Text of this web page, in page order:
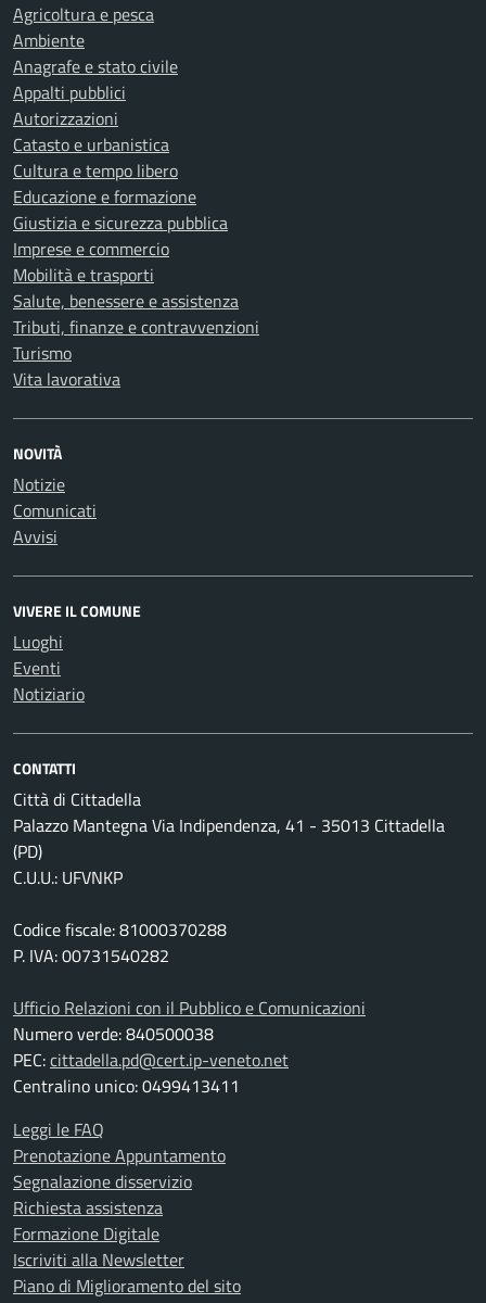
Agricoltura e pesca
Ambiente
Anagrafe e stato civile
Appalti pubblici
Autorizzazioni
Catasto e urbanistica
Cultura e tempo libero
Educazione e formazione
Giustizia e sicurezza pubblica
Imprese e commercio
Mobilità e trasporti
Salute, benessere e assistenza
Tributi, finanze e contravvenzioni
Turismo
Vita lavorativa
NOVITÀ
Notizie
Comunicati
Avvisi
VIVERE IL COMUNE
Luoghi
Eventi
Notiziario
CONTATTI
Città di Cittadella
Palazzo Mantegna Via Indipendenza, 41 - 35013 Cittadella
(PD)
C.U.U.: UFVNKP
Codice fiscale: 81000370288
P. IVA: 00731540282
Ufficio Relazioni con il Pubblico e Comunicazioni
Numero verde: 840500038
PEC:cittadella.pd@cert.ip-veneto.net
Centralino unico: 0499413411
Leggi le FAQ
Prenotazione Appuntamento
Segnalazione disservizio
Richiesta assistenza
Formazione Digitale
Iscriviti alla Newsletter
Piano di Miglioramento del sito